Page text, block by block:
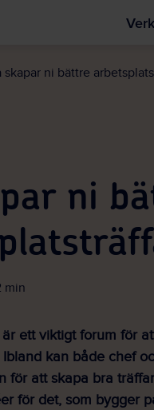
skapar ni bättre
ni
min
ett viktigt forum för
kan både chef
för att skapa bra
för det, som bygger